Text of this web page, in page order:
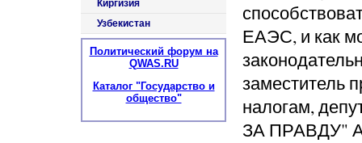
ЕАЭС, и как
заместитель
налогам,
ЗА ПРАВДУ"
Киргизия
Узбекистан
Политический форум на
QWAS.RU
Каталог "Государство и
общество"